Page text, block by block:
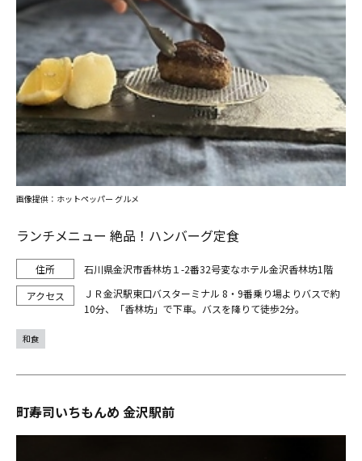
ランチメニュー 絶品！ハンバーグ定食
石川県金沢市香林坊１-2番32号変なホテル金沢香林坊1階
ＪＲ金沢駅東口バスターミナル 8・9番乗り場よりバスで約
10分、「香林坊」で下車。バスを降りて徒歩2分。
画像提供：ホットペッパー グルメ
和食
町寿司いちもんめ 金沢駅前